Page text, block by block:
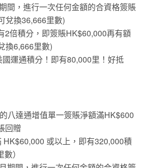
間，進行一次任何金額的合資格簽賬
兌換36,666里數)
2倍積分，即簽賬HK$60,000再有額
換6,666里數)
運通積分！即有80,000里！好抵
八達通增值單一簽賬淨額滿HK$600
回贈
HK$60,000 或以上，即有320,000積
）